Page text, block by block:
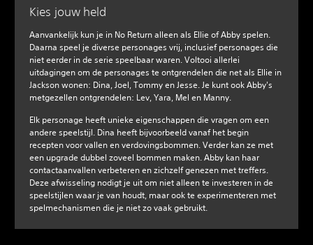
Kies jouw held
Aanvankelijk kun je in No Return alleen als Ellie of Abby spelen.
Daarna speel je diverse personages vrij, inclusief personages die
niet eerder in de serie speelbaar waren. Voltooi allerlei
uitdagingen om de personages te ontgrendelen die net als Ellie in
Jackson wonen: Dina, Joel, Tommy en Jesse. Je kunt ook Abby's
metgezellen ontgrendelen: Lev, Yara, Mel en Manny.
Elk personage heeft unieke eigenschappen die vragen om een
andere speelstijl. Dina heeft bijvoorbeeld vanaf het begin
recepten voor vallen en verdovingsbommen. Verder kan ze met
een upgrade dubbel zoveel bommen maken. Abby kan haar
contactaanvallen verbeteren en zichzelf genezen met treffers.
Deze afwisseling nodigt je uit om niet alleen te investeren in de
speelstijlen waar je van houdt, maar ook te experimenteren met
spelmechanismen die je niet zo vaak gebruikt.